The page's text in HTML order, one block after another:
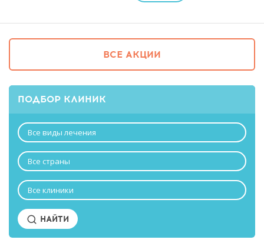
ВСЕ АКЦИИ
ПОДБОР КЛИНИК
Все виды лечения
Все страны
Все клиники
НАЙТИ